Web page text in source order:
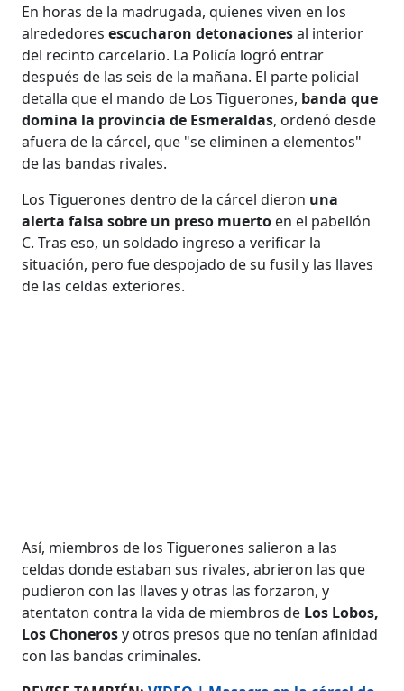
En horas de la madrugada, quienes viven en los
alrededoresescucharon detonacionesal interior
del recinto carcelario. La Policía logró entrar
después de las seis de la mañana. El parte policial
detalla que el mando de Los Tiguerones, banda que
domina la provincia de Esmeraldas, ordenó desde
afuera de la cárcel, que "se eliminen a elementos"
de las bandas rivales.
Los Tiguerones dentro de la cárcel dieron una
alerta falsa sobre un preso muerto en el pabellón
C. Tras eso, un soldado ingreso a verificar la
situación, pero fue despojado de su fusil y las llaves
de las celdas exteriores.
Así, miembros de los Tiguerones salieron a las
celdas donde estaban sus rivales, abrieron las que
pudieron con las llaves y otras las forzaron, y
atentaton contra la vida de miembros de Los Lobos,
Los Chonerosy otros presos que no tenían afinidad
con las bandas criminales.